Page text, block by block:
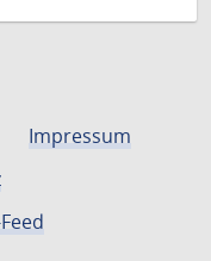
Impressum